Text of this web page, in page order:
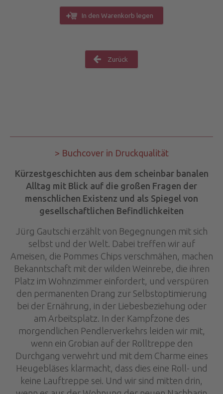
In den Warenkorb legen
Zurück
> Buchcover in Druckqualität
Kürzestgeschichten aus dem scheinbar banalen
Alltag mit Blick auf die großen Fragen der
menschlichen Existenz und als Spiegel von
gesellschaftlichen Befindlichkeiten
Jürg Gautschi erzählt von Begegnungen mit sich
selbst und der Welt. Dabei treffen wir auf
Ameisen, die Pommes Chips verschmähen, machen
Bekanntschaft mit der wilden Weinrebe, die ihren
Platz im Wohnzimmer einfordert, und verspüren
den permanenten Drang zur Selbstoptimierung
bei der Ernährung, in der Liebesbeziehung oder
am Arbeitsplatz. In der Kampfzone des
morgendlichen Pendlerverkehrs leiden wir mit,
wenn ein Grobian auf der Rolltreppe den
Durchgang verwehrt und mit dem Charme eines
Heugebläses klarmacht, dass dies eine Roll- und
keine Lauftreppe sei. Und wir sind mitten drin,